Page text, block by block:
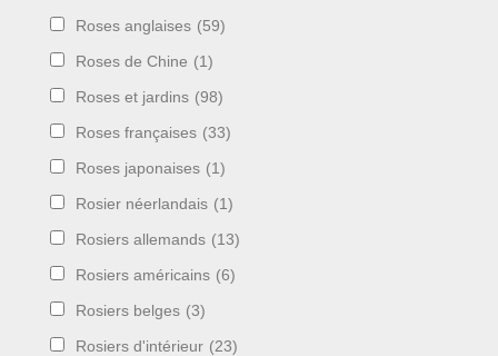
Roses anglaises (59)
Roses de Chine (1)
Roses et jardins (98)
Roses françaises (33)
Roses japonaises (1)
Rosier néerlandais (1)
Rosiers allemands (13)
Rosiers américains (6)
Rosiers belges (3)
Rosiers d'intérieur (23)